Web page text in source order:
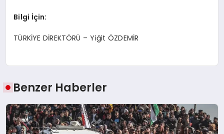
Bilgi İçin:
TÜRKİYE DİREKTÖRÜ – Yiğit ÖZDEMİR
Benzer Haberler